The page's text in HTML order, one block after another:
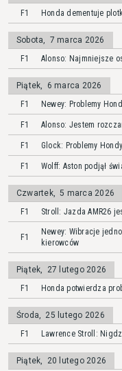
F1
Honda dementuje
Sobota, 7 marca 2026
F1
Alonso: Najmniejsze
Piątek,
6 marca 2026
F1
Newey: Problemy
F1 Alonso: Jestem
F1 Glock: Problemy
F1 Wolff: Aston podjął
Czwartek, 5 marca 2026
F1
Stroll: Jazda AMR26
F1
Newey: Wibracje
kierowców
Piątek,
27 lutego 2026
F1
Honda potwierdza
Środa, 25 lutego 2026
F1
Lawrence Stroll:
Piątek,
20 lutego 2026